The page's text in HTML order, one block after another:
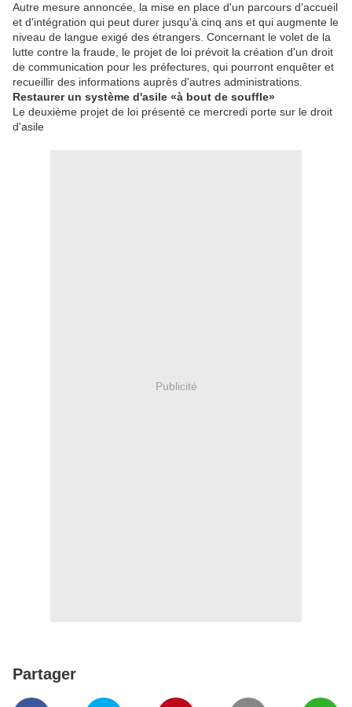
Autre mesure annoncée, la mise en place d'un parcours d'accueil
et d'intégration qui peut durer jusqu'à cinq ans et qui augmente le
niveau de langue exigé des étrangers. Concernant le volet de la
lutte contre la fraude, le projet de loi prévoit la création d'un droit
de communication pour les préfectures, qui pourront enquêter et
recueillir des informations auprès d'autres administrations.
Restaurer un système d'asile «à bout de souffle»
Le deuxième projet de loi présenté ce mercredi porte sur le droit
d'asile
Publicité
Partager